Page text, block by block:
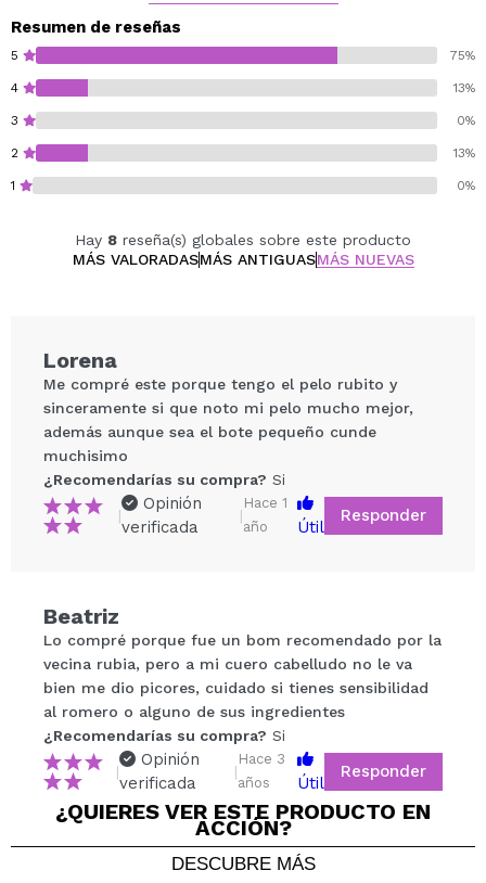
que los cabellos se vuelvan amarillentos.
Cruelty free.
Resumen de reseñas
5 75%
4 13%
3 0%
2 13%
1 0%
Hay 8 reseña(s) globales sobre este producto
MÁS VALORADASMÁS ANTIGUASMÁS NUEVAS
¿Recomendarías su compra? Si No
5/5
ENVIAR
Lorena
Me compré este porque tengo el pelo rubito y
sinceramente si que noto mi pelo mucho mejor,
además aunque sea el bote pequeño cunde
muchisimo
¿Recomendarías su compra? Si
|
Opinión
verificada
|
Hace 1
año
Útil
Responder
Beatriz
Lo compré porque fue un bom recomendado por la
vecina rubia, pero a mi cuero cabelludo no le va
bien me dio picores, cuidado si tienes sensibilidad
al romero o alguno de sus ingredientes
¿Recomendarías su compra? Si
|
Opinión
verificada
|
Hace 3
años
Útil
Responder
¿QUIERES VER ESTE PRODUCTO EN
ACCIÓN?
DESCUBRE MÁS